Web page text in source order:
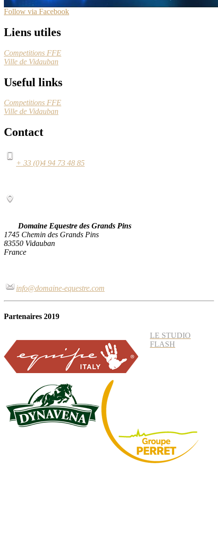
Follow via Facebook
Liens utiles
Competitions FFE
Ville de Vidauban
Useful links
Competitions FFE
Ville de Vidauban
Contact
+ 33 (0)4 94 73 48 85
Domaine Equestre des Grands Pins
1745 Chemin des Grands Pins
83550 Vidauban
France
info@domaine-equestre.com
Partenaires 2019
LE STUDIO
FLASH